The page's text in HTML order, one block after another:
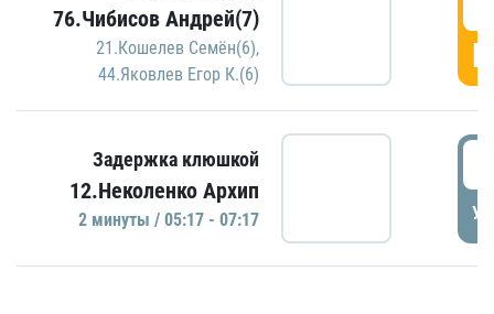
76.Чибисов Андрей(7)
21.Кошелев Семён(6),
44.Яковлев Егор К.(6)
Задержка клюшкой
12.Неколенко Архип
2 минуты / 05:17 - 07:17